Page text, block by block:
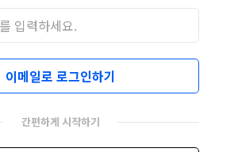
이메일로 로그인하기
간편하게 시작하기